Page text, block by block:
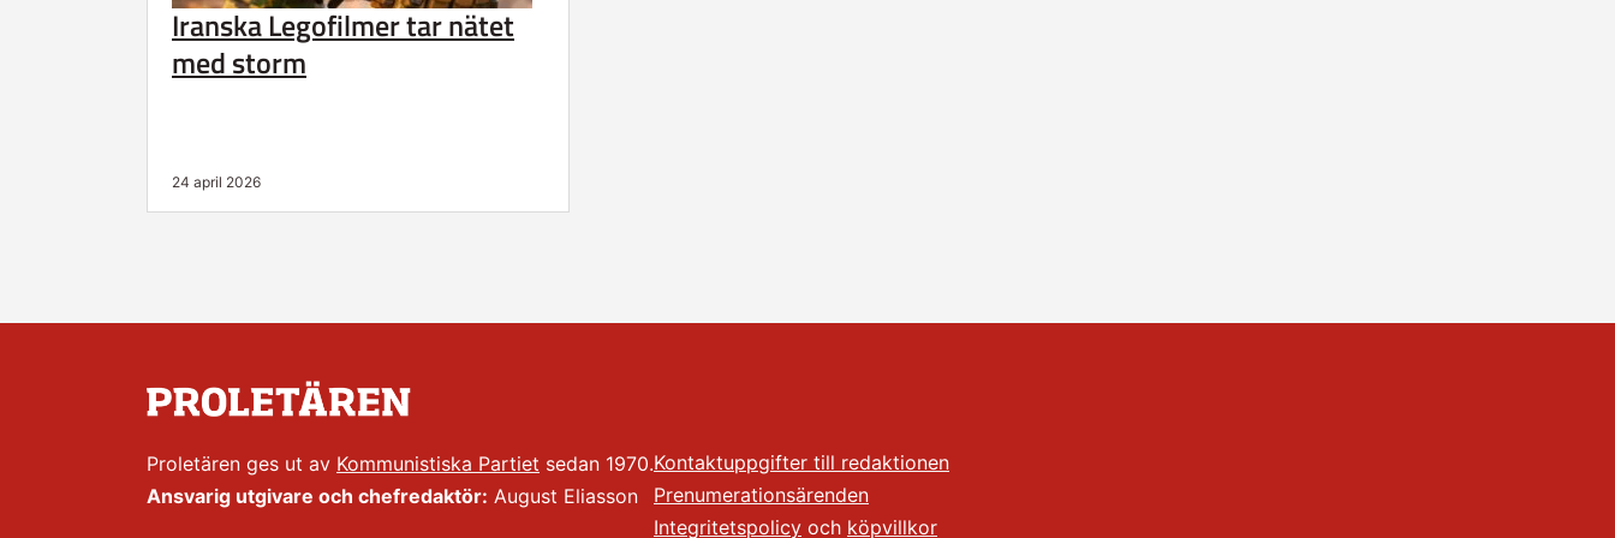
Iranska Legofilmer tar nätet
med storm
24 april 2026
Proletären ges ut av Kommunistiska Partiet sedan 1970.
Ansvarig utgivare och chefredaktör: August Eliasson
Kontaktuppgifter till redaktionen
Prenumerationsärenden
Integritetspolicy och köpvillkor